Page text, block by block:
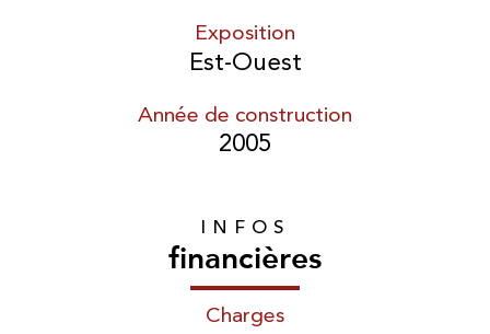
Exposition
Est-Ouest
Année de construction
2005
INFOS
financières
Charges